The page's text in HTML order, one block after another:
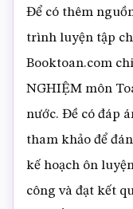
Để có thêm
trình luyện tập
Booktoan.com
NGHIỆM môn
nước. Đề có đáp
tham khảo để
kế hoạch ôn
công và đạt kết